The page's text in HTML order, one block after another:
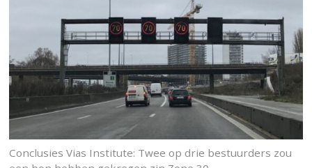
Conclusies Vias Institute: Twee op drie bestuurders zou